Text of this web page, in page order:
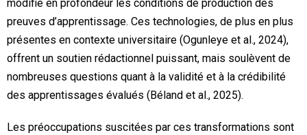
modifie en profondeur les conditions de production des
preuves d’apprentissage. Ces technologies, de plus en plus
présentes en contexte universitaire (Ogunleye et al., 2024),
offrent un soutien rédactionnel puissant, mais soulèvent de
nombreuses questions quant à la validité et à la crédibilité
des apprentissages évalués (Béland et al., 2025).
Les préoccupations suscitées par ces transformations sont